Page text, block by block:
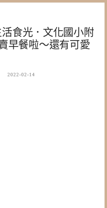
食光．文化國小附
早餐啦～還有可愛
2022-02-14